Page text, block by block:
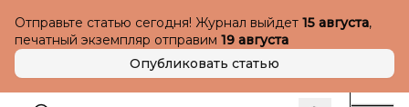
Отправьте статью сегодня! Журнал выйдет 15 августа,
печатный экземпляр отправим 19 августа
Опубликовать статью